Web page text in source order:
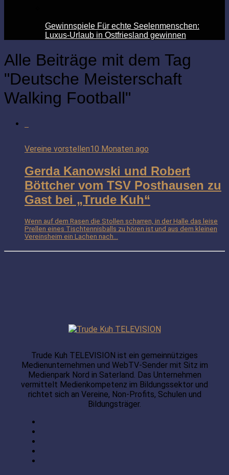
Gewinnspiele Für echte Seelenmenschen:
Luxus-Urlaub in Ostfriesland gewinnen
Alle Beiträge mit dem Tag
"Deutsche Meisterschaft
Walking Football"
Vereine vorstellen10 Monaten ago
Gerda Kanowski und Robert
Böttcher vom TSV Posthausen zu
Gast bei „Trude Kuh“
Wenn auf dem Rasen die Stollen scharren, in der Halle das leise
Prellen eines Tischtennisballs zu hören ist und aus dem kleinen
Vereinsheim ein Lachen nach...
Trude Kuh TELEVISION ist ein gemeinnütziges
Medienunternehmen und WebTV-Sender mit Sitz im
Medienpark Nord in Saterland. Das Unternehmen
vermittelt Medienkompetenz im Bildungssektor und
richtet sich an Vereine, Non-Profits, Schulen und
Bildungsträger.